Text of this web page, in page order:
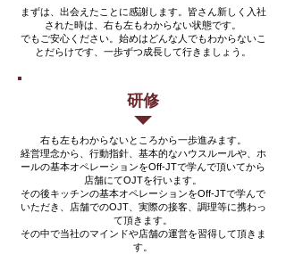
まずは、出会えたことに感謝します。皆さん新しく入社
された時は、右も左もわからない状態です。
でもご安心ください。始めはどんな人でもわからないこ
とだらけです、一歩ずつ成長して行きましょう。
研修
右も左もわからないところから一歩進みます。
経営理念から、行動指針、基本的なハウスルールや、ホ
ールの基本オペレーションをOff-JTで学んで頂いてから
店舗にてOJTを行います。
その後キッチンの基本オペレーションをOff-JTで学んで
いただき、店舗でのOJT、実際の接客、調理等に携わっ
て頂きます。
その中で当社のマインドや店舗の運営を習得して頂きま
す。